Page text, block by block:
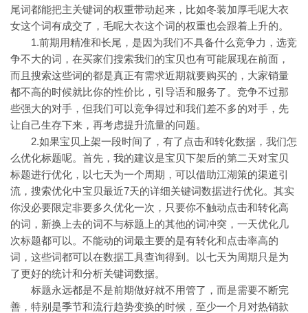
尾词都能把主关键词的权重带动起来，比如冬装加厚毛呢大衣
女这个词有成交了，毛呢大衣这个词的权重也会跟着上升的。
1.前期用精准和长尾，是因为我们不具备什么竞争力，选竞
争不大的词，在买家们搜索我们的宝贝也有可能展现在前面，
而且搜索这些词的都是真正有需求近期就要购买的，大家销量
都不高的时候就比你的性价比，引导语和服务了。竞争不过那
些强大的对手，但我们可以竞争得过和我们差不多的对手，先
让自己生存下来，再考虑提升流量的问题。
2.如果宝贝上架一段时间了，有了点击和转化数据，我们怎
么优化标题呢。首先，我的建议是宝贝下架后的第二天对宝贝
标题进行优化，以七天为一个周期，可以借助江湖策的渠道引
流，搜索优化中宝贝最近7天的详细关键词数据进行优化。其实
你没必要限定非要多久优化一次，只要你不触动点击和转化高
的词，新换上去的词不与标题上的其他的词冲突，一天优化几
次标题都可以。不能动的词最主要的是有转化和点击率高的
词，这些词都可以在数据工具查询得到。以七天为周期只是为
了更好的统计和分析关键词数据。
标题永远都是不是前期做好就不用管了，而是需要不断完
善，特别是季节和流行趋势变换的时候，至少一个月对热销款